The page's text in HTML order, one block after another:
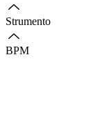
Strumento
BPM